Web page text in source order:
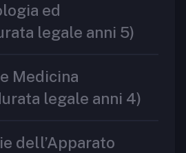
ed
legale anni 5)
Medicina
legale anni 4)
dell’Apparato